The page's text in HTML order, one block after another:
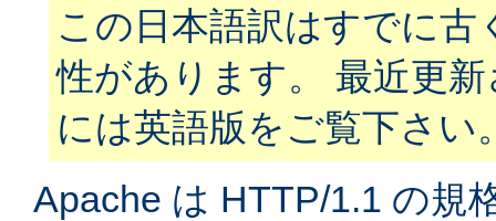
この日本語訳はすでに古
性があります。 最近更
には英語版をご覧下さい
Apache は HTTP/1.1 の規